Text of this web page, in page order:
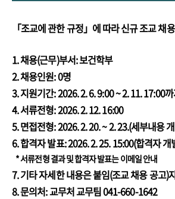
「조교에 관한 규정」에 따라 신규 조교 채
1. 채용(근무)부서:보건학부
2. 채용인원: 0명
3. 지원기간: 2026. 2. 6. 9:00 ~ 2. 11. 17:00
4. 서류전형: 2026. 2. 12. 16:00
5. 면접전형: 2026. 2. 20. ~ 2. 23.(세부내용
6. 합격자 발표: 2026. 2. 25. 15:00(합격자 개
* 서류전형 결과 및 합격자 발표는 이메일 안내
7. 기타 자세한 내용은 붙임(조교 채용 공고)
8. 문의처: 교무처 교무팀 041-660-1642